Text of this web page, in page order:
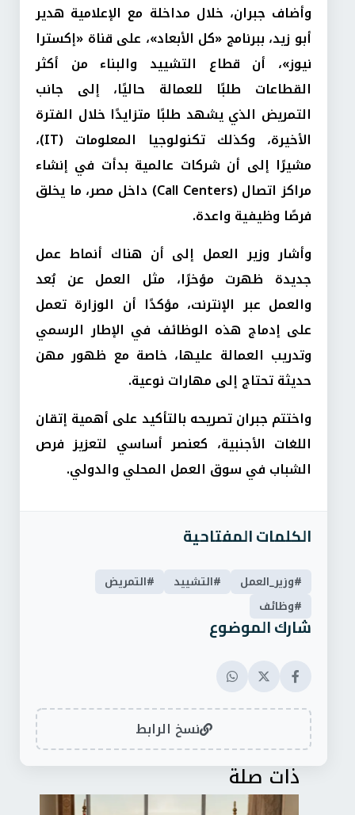
وأضاف جبران، خلال مداخلة مع الإعلامية هدير
أبو زيد، ببرنامج «كل الأبعاد»، على قناة «إكسترا
نيوز»، أن قطاع التشييد والبناء من أكثر
القطاعات طلبًا للعمالة حاليًا، إلى جانب
التمريض الذي يشهد طلبًا متزايدًا خلال الفترة
الأخيرة، وكذلك تكنولوجيا المعلومات (IT)،
مشيرًا إلى أن شركات عالمية بدأت في إنشاء
مراكز اتصال (Call Centers) داخل مصر، ما يخلق
فرصًا وظيفية واعدة.
وأشار وزير العمل إلى أن هناك أنماط عمل
جديدة ظهرت مؤخرًا، مثل العمل عن بُعد
والعمل عبر الإنترنت، مؤكدًا أن الوزارة تعمل
على إدماج هذه الوظائف في الإطار الرسمي
وتدريب العمالة عليها، خاصة مع ظهور مهن
حديثة تحتاج إلى مهارات نوعية.
واختتم جبران تصريحه بالتأكيد على أهمية إتقان
اللغات الأجنبية، كعنصر أساسي لتعزيز فرص
الشباب في سوق العمل المحلي والدولي.
الكلمات المفتاحية
#وزير_العمل #التشييد
#التمريض
#وظائف
شارك الموضوع
نسخ الرابط
ذات صلة